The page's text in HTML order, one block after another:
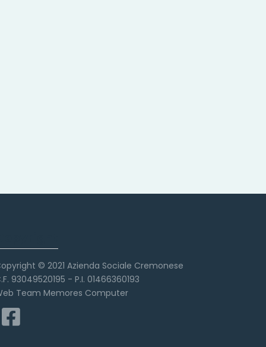
© 2021 Azienda Sociale Cremonese
93049520195 - P.I. 01466360193
Team Memores Computer